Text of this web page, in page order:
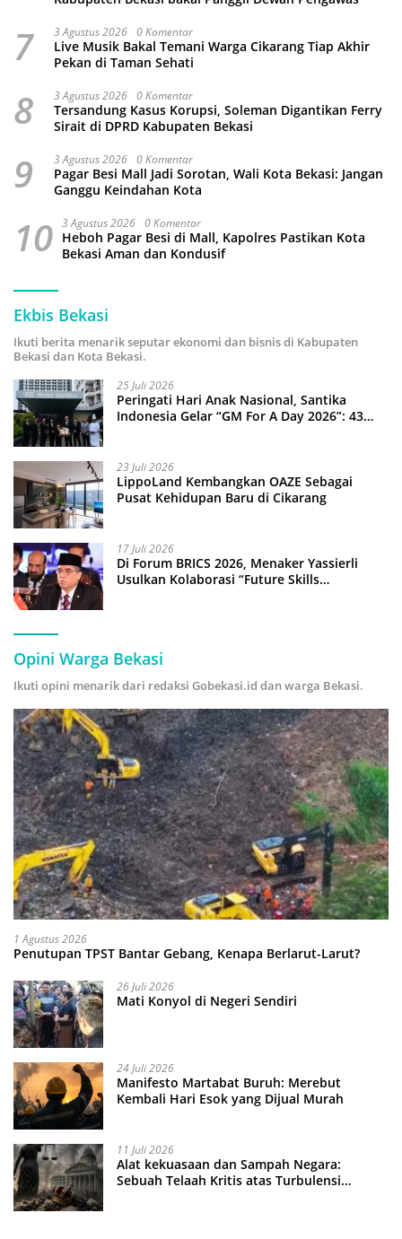
7 3 Agustus 2026 0 Komentar
Live Musik Bakal Temani Warga Cikarang Tiap Akhir
Pekan di Taman Sehati
8 3 Agustus 2026 0 Komentar
Tersandung Kasus Korupsi, Soleman Digantikan Ferry
Sirait di DPRD Kabupaten Bekasi
9 3 Agustus 2026 0 Komentar
Pagar Besi Mall Jadi Sorotan, Wali Kota Bekasi: Jangan
Ganggu Keindahan Kota
10 3 Agustus 2026 0 Komentar
Heboh Pagar Besi di Mall, Kapolres Pastikan Kota
Bekasi Aman dan Kondusif
Ekbis Bekasi
Ikuti berita menarik seputar ekonomi dan bisnis di Kabupaten
Bekasi dan Kota Bekasi.
25 Juli 2026
Peringati Hari Anak Nasional, Santika
Indonesia Gelar “GM For A Day 2026”: 43
23 Juli 2026
LippoLand Kembangkan OAZE Sebagai
Pusat Kehidupan Baru di Cikarang
17 Juli 2026
Di Forum BRICS 2026, Menaker Yassierli
Usulkan Kolaborasi “Future Skills
Opini Warga Bekasi
Ikuti opini menarik dari redaksi Gobekasi.id dan warga Bekasi.
1 Agustus 2026
Penutupan TPST Bantar Gebang, Kenapa Berlarut-Larut?
26 Juli 2026
Mati Konyol di Negeri Sendiri
24 Juli 2026
Manifesto Martabat Buruh: Merebut
Kembali Hari Esok yang Dijual Murah
11 Juli 2026
Alat kekuasaan dan Sampah Negara:
Sebuah Telaah Kritis atas Turbulensi